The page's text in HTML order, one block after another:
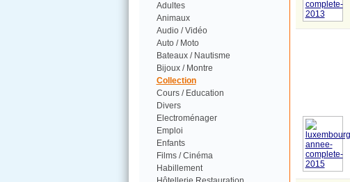
Adultes
Animaux
Audio / Vidéo
Auto / Moto
Bateaux / Nautisme
Bijoux / Montre
Collection
Cours / Education
Divers
Electroménager
Emploi
Enfants
Films / Cinéma
Habillement